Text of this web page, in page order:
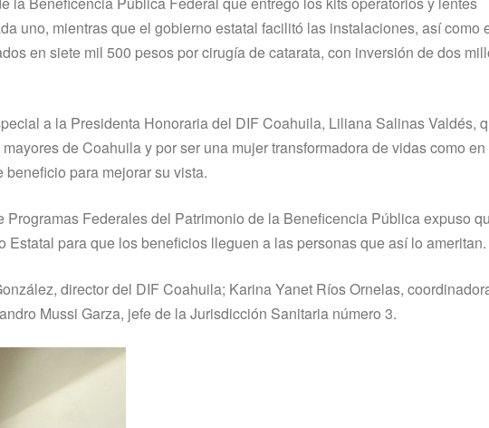
uno, mientras que el gobierno estatal facilitó las instalaciones, así como
en siete mil 500 pesos por cirugía de catarata, con inversión de dos
a la Presidenta Honoraria del DIF Coahuila, Liliana Salinas Valdés,
de Coahuila y por ser una mujer transformadora de vidas como en
para mejorar su vista.
Federales del Patrimonio de la Beneficencia Pública expuso
para que los beneficios lleguen a las personas que así lo ameritan.
director del DIF Coahuila; Karina Yanet Ríos Ornelas,
Mussi Garza, jefe de la Jurisdicción Sanitaria número 3.